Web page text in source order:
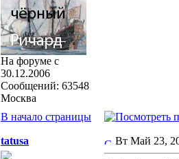
На форуме с
30.12.2006
Сообщений: 63548
Москва
В начало страницы
tatusa Вт Май 23,